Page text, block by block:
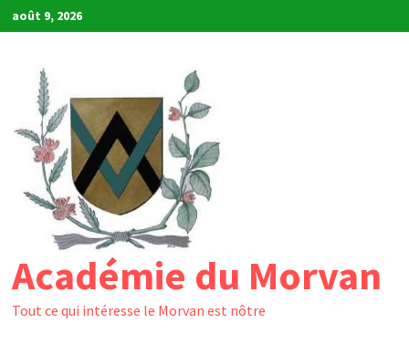
Passer
au
août 9, 2026
Académie du Morvan
Tout ce qui intéresse le Morvan est nôtre